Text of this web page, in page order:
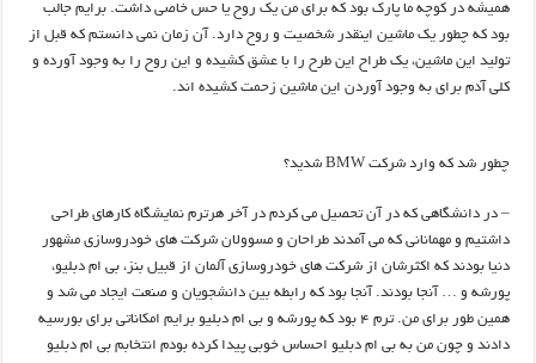
همیشه در کوچه ما پارک بود که برای من یک روح یا حس خاصی داشت. برایم جالب
بود که چطور یک ماشین اینقدر شخصیت و روح دارد. آن زمان نمی دانستم که قبل از
تولید این ماشین، یک طراح این طرح را با عشق کشیده و این روح را به وجود آورده و
کلی آدم برای به وجود آوردن این ماشین زحمت کشیده اند.
چطور شد که وارد شرکت BMW شدید؟
– در دانشگاهی که در آن تحصیل می کردم در آخر هرترم نمایشگاه کارهای طراحی
داشتیم و مهمانانی که می آمدند طراحان و مسوولان شرکت های خودروسازی مشهور
دنیا بودند که اکثرشان از شرکت های خودروسازی آلمان از قبیل بنز، بی ام دبلیو،
پورشه و … آنجا بودند. آنجا بود که رابطه بین دانشجویان و صنعت ایجاد می شد و
همین طور برای من. ترم 4 بود که پورشه و بی ام دبلیو برایم امکاناتی برای بورسیه
دادند و چون من به بی ام دبلیو احساس خوبی پیدا کرده بودم انتخابم بی ام دبلیو